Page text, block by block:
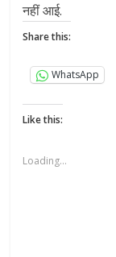
नहीं आई.
Share this:
WhatsApp
Like this:
Loading...